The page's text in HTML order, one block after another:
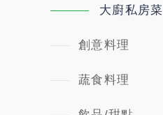
大廚私房菜
創意料理
蔬食料理